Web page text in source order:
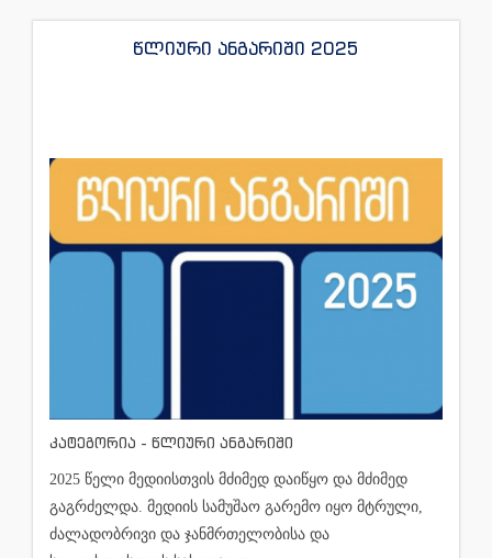
წლიური ანგარიში 2025
კატეგორია - წლიური ანგარიში
2025 წელი მედიისთვის მძიმედ დაიწყო და მძიმედ
გაგრძელდა. მედიის სამუშაო გარემო იყო მტრული,
ძალადობრივი და ჯანმრთელობისა და